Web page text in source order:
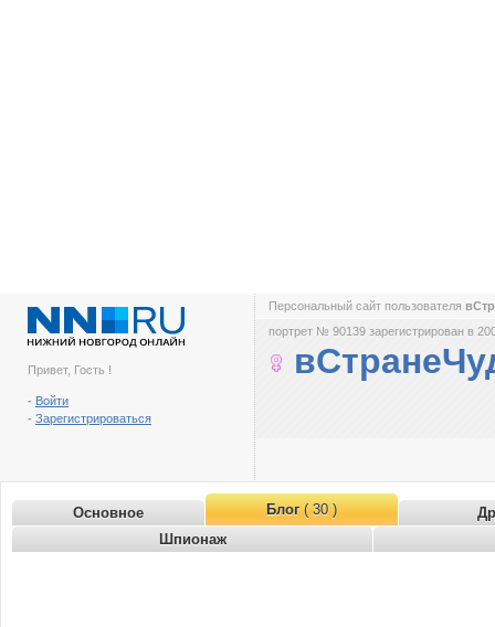
Привет, Гость !
- Войти
- Зарегистрироваться
Персональный сайт пользователя
портрет № 90139 зарегистрирован в
Основное Блог( 30 )
Шпионаж